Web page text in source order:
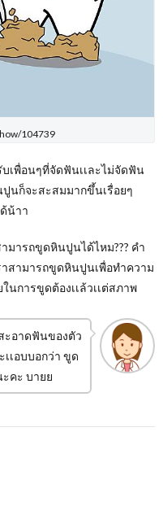
104739
เพื่อนๆที่จัดฟันเเละไม่จัดฟัน
ปูนก็จะสะสมมากขึ้นเรื่อยๆ
น้าา
ามารถขูดหินปูนได้ไหม??? คำ
สามารถขูดหินปูนเพื่อทำความ
นการขูดต้องเเล้วเเต่สภาพ
ะอาดฟันของตัว
เอบบอกว่า ขูด
คะ บายย